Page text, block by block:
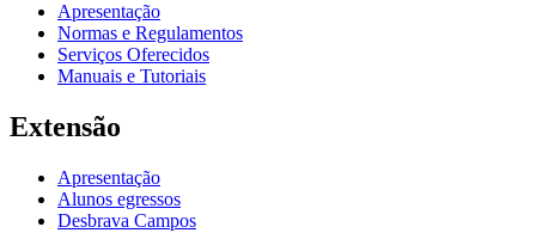
Apresentação
Normas e Regulamentos
Serviços Oferecidos
Manuais e Tutoriais
Extensão
Apresentação
Alunos egressos
Desbrava Campos